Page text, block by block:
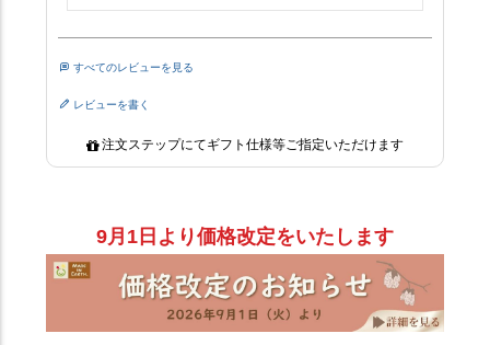
9月1日より価格改定をいたします
すべてのレビューを見る
レビューを書く
注文ステップにてギフト仕様等ご指定いただけます